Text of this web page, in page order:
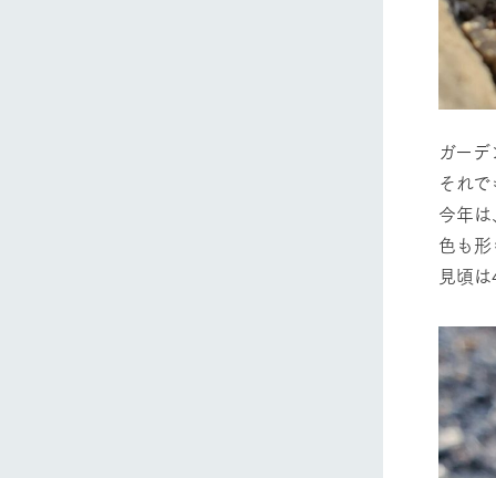
ガー
それ
今年
色も
見頃